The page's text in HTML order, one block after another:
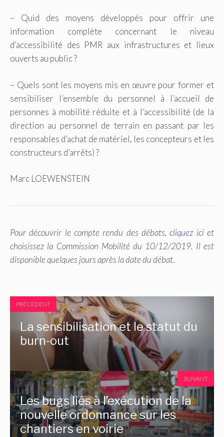
– Quid des moyens développés pour offrir une
information complète concernant le niveau
d’accessibilité des PMR aux infrastructures et lieux
ouverts au public ?
– Quels sont les moyens mis en œuvre pour former et
sensibiliser l’ensemble du personnel à l’accueil de
personnes à mobilité réduite et à l’accessibilité (de la
direction au personnel de terrain en passant par les
responsables d’achat de matériel, les concepteurs et les
constructeurs d’arrêts) ?
Marc LOEWENSTEIN
Pour découvrir le compte rendu des débats,cliquez iciet
choisissez la Commission Mobilité du 10/12/2019. Il est
disponible quelques jours après la date du débat.
PRÉCÉDENT
La sensibilisation et le statut du
burn-out
Les bugs liés à l’exécution de la
nouvelle ordonnance sur les
chantiers en voirie
SUIVANT